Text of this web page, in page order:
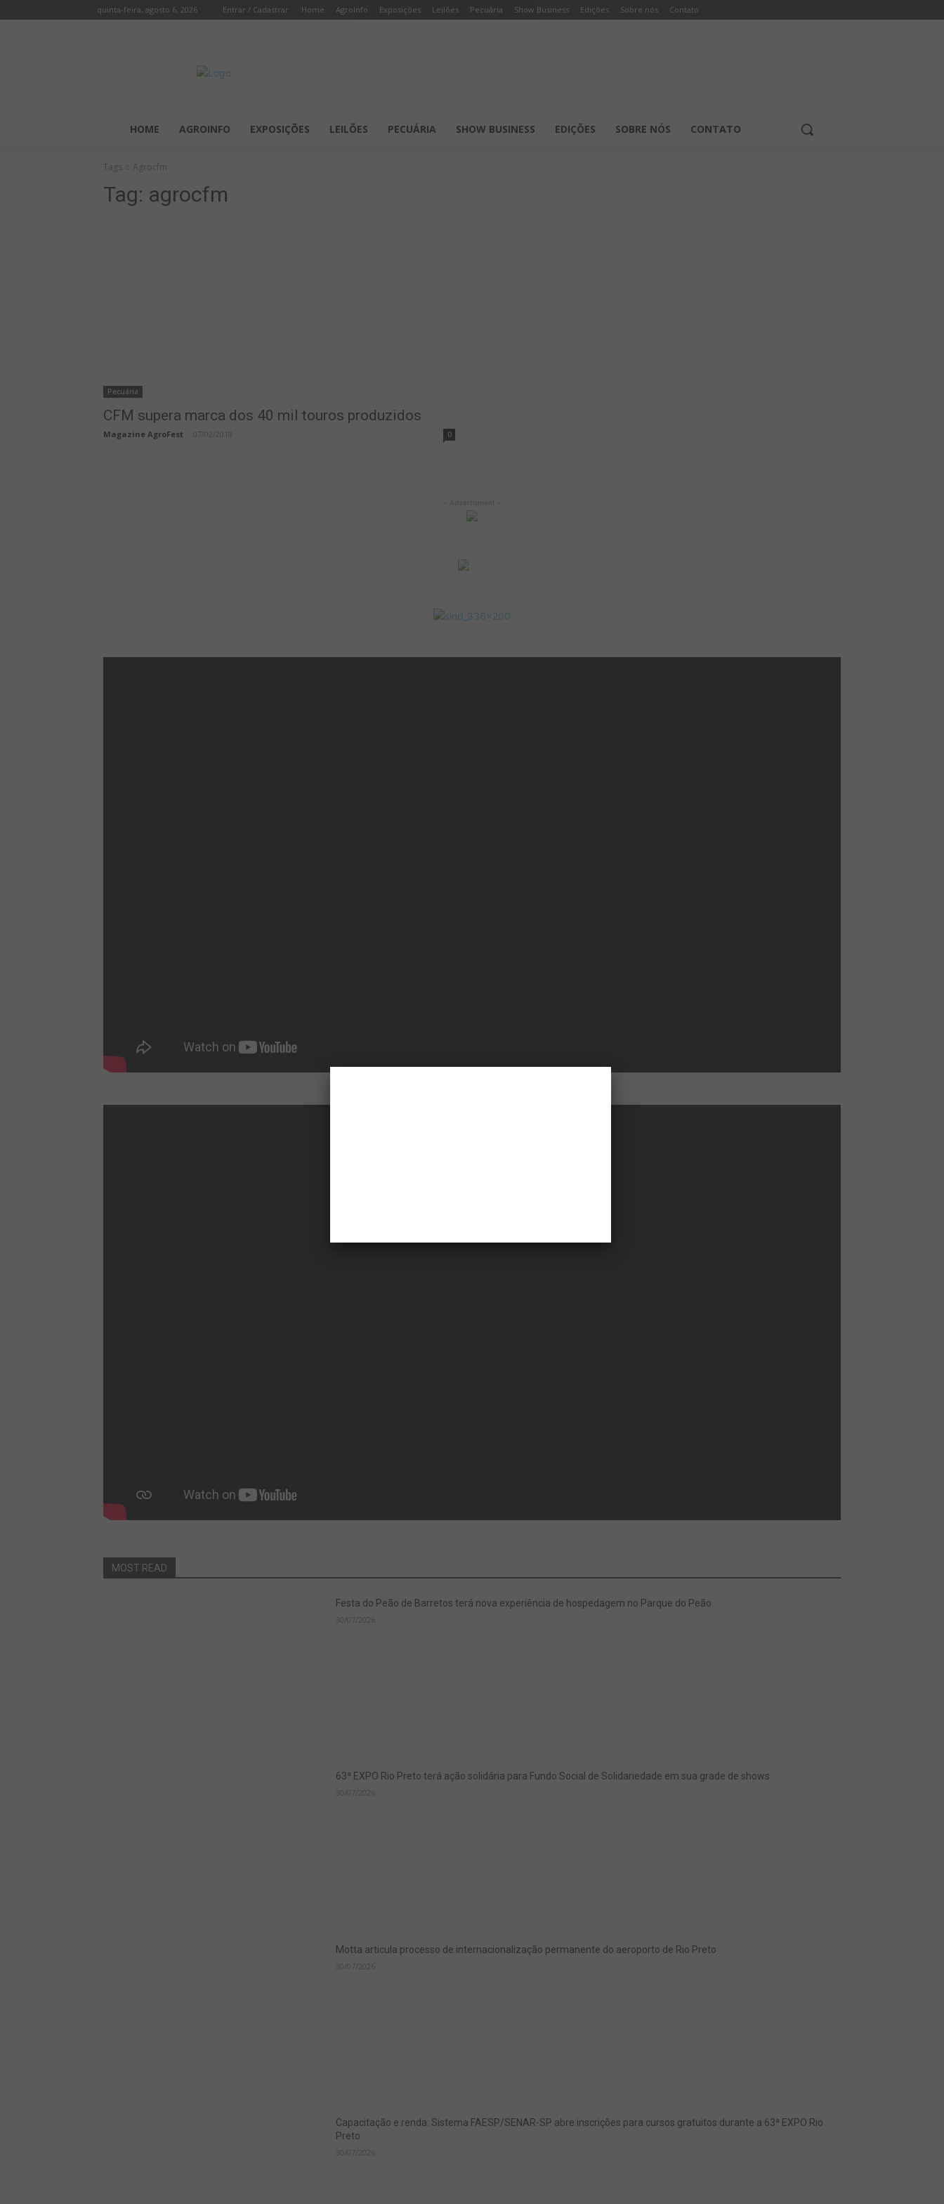
quinta-feira, agosto 6, 2026 Entrar / Cadastrar Home AgroInfo Exposições Leilões Pecuária Show Business Edições Sobre nós Contato
HOME AGROINFO EXPOSIÇÕES LEILÕES PECUÁRIA SHOW BUSINESS EDIÇÕES SOBRE NÓS CONTATO
Tags Agrocfm
Tag: agrocfm
Pecuária
CFM supera marca dos 40 mil touros produzidos
Magazine AgroFest 07/02/2018 0
- Advertisment -
MOST READ
Festa do Peão de Barretos terá nova experiência de hospedagem no Parque do Peão
30/07/2026
63ª EXPO Rio Preto terá ação solidária para Fundo Social de Solidariedade em sua grade de shows
30/07/2026
Motta articula processo de internacionalização permanente do aeroporto de Rio Preto
30/07/2026
Capacitação e renda: Sistema FAESP/SENAR-SP abre inscrições para cursos gratuitos durante a 63ª EXPO Rio
Preto
30/07/2026